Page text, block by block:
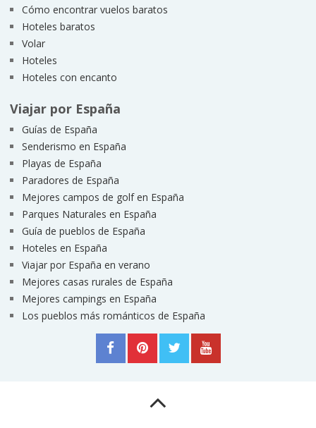
Cómo encontrar vuelos baratos
Hoteles baratos
Volar
Hoteles
Hoteles con encanto
Viajar por España
Guías de España
Senderismo en España
Playas de España
Paradores de España
Mejores campos de golf en España
Parques Naturales en España
Guía de pueblos de España
Hoteles en España
Viajar por España en verano
Mejores casas rurales de España
Mejores campings en España
Los pueblos más románticos de España